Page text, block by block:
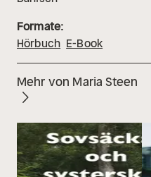
Formate:
Hörbuch E-Book
Mehr von Maria Steen